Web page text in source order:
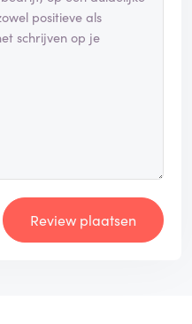
Review plaatsen